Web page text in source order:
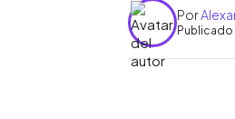
Por
Publicado